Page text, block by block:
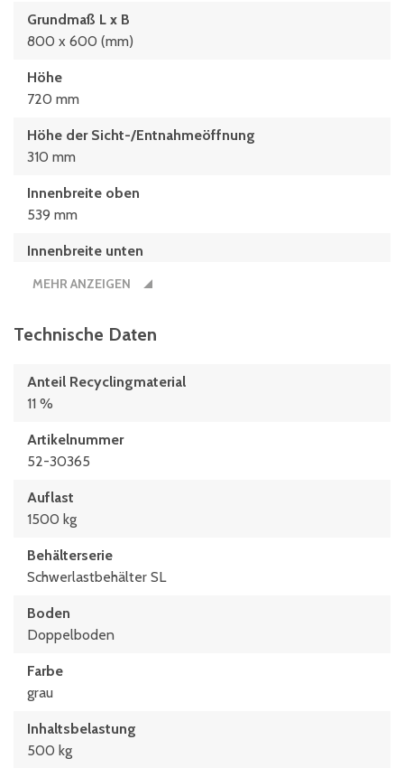
Grundmaß L x B
800 x 600 (mm)
Höhe
720 mm
Höhe der Sicht-/Entnahmeöffnung
310 mm
Innenbreite oben
539 mm
Innenbreite unten
573 mm
739 mm
725 mm
800 mm
2880 mm
MEHR ANZEIGEN
Technische Daten
Anteil Recyclingmaterial
11 %
Artikelnummer
52-30365
Auflast
1500 kg
Behälterserie
Schwerlastbehälter SL
Boden
Doppelboden
Farbe
grau
Inhaltsbelastung
500 kg